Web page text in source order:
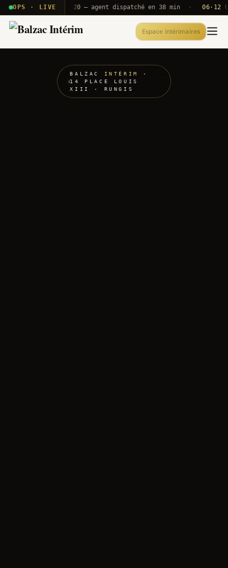
OPS · LIVE
· T2E · B71Push A320 — agent dispatché en 38 min 06·12
Espace intérimaires
BALZAC INTÉRIM
·
14 PLACE LOUIS
XIII · RUNGIS